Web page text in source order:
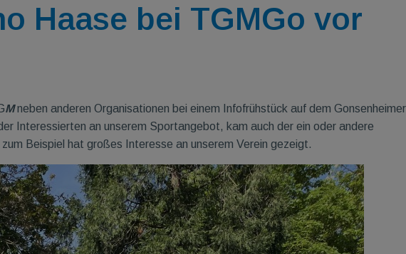
Haase bei TGMGo vor
Mneben anderen Organisationen bei einem Infofrühstück auf dem Gonsenheimer
Interessierten an unserem Sportangebot, kam auch der ein oder andere
Beispiel hat großes Interesse an unserem Verein gezeigt.